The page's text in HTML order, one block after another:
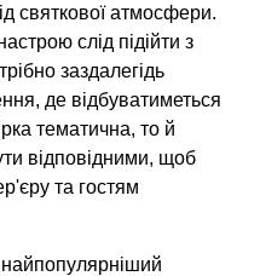
святкової атмосфери.
слід підійти з
заздалегідь
де відбуватиметься
тематична, то й
відповідними, щоб
та гостям
найпопулярніший